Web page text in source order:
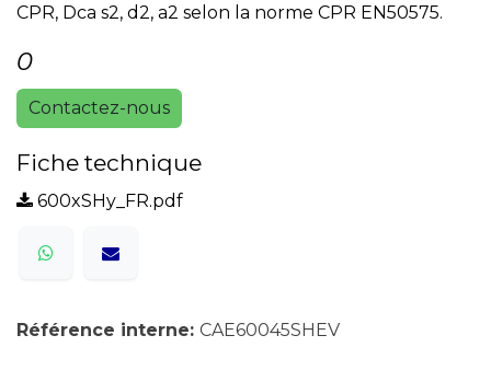
CPR, Dca s2, d2, a2 selon la norme CPR EN50575.
0
Contactez-nous
Fiche technique
600xSHy_FR.pdf
Référence interne: CAE60045SHEV